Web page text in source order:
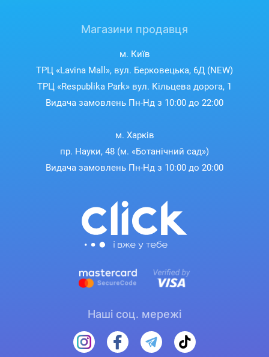
Магазини продавця
м. Київ
ТРЦ «Lavina Mall», вул. Берковецька, 6Д (NEW)
ТРЦ «Respublika Park» вул. Кільцева дорога, 1
Видача замовлень Пн-Нд з 10:00 до 22:00
м. Харків
пр. Науки, 48 (м. «Ботанічний сад»)
Видача замовлень Пн-Нд з 10:00 до 20:00
Наші соц. мережі